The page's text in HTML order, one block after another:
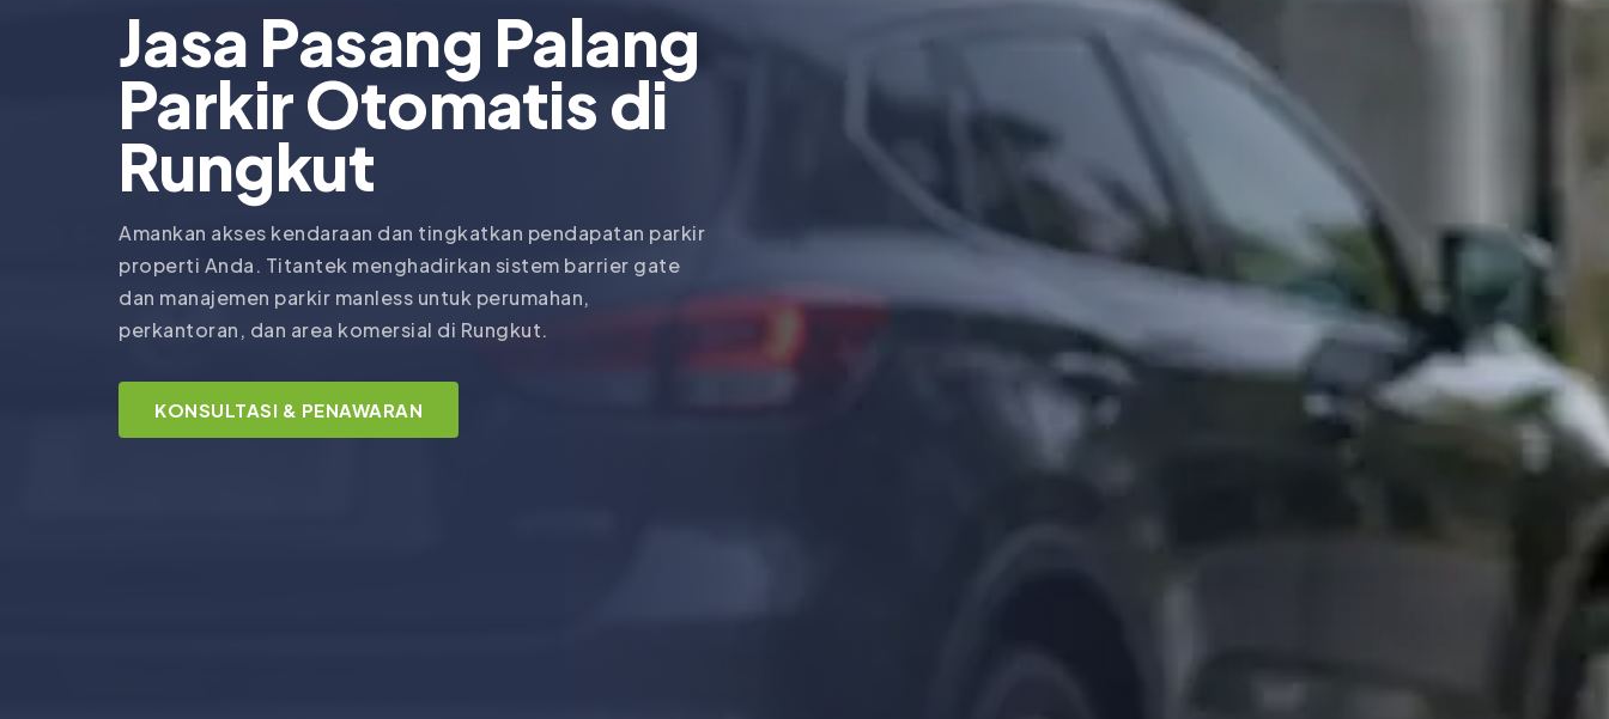
Jasa Pasang Palang
Parkir Otomatis di
Rungkut
Amankan akses kendaraan dan tingkatkan pendapatan parkir
properti Anda. Titantek menghadirkan sistem barrier gate
dan manajemen parkir manless untuk perumahan,
perkantoran, dan area komersial di Rungkut.
KONSULTASI & PENAWARAN